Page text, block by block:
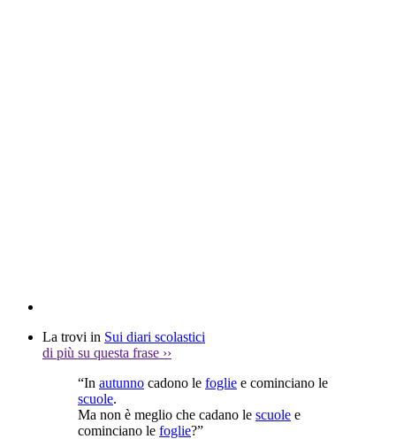
La trovi in Sui diari scolastici
di più su questa frase ››
“In autunno cadono le foglie e cominciano le
scuole.
Ma non è meglio che cadano le scuole e
cominciano le foglie?”